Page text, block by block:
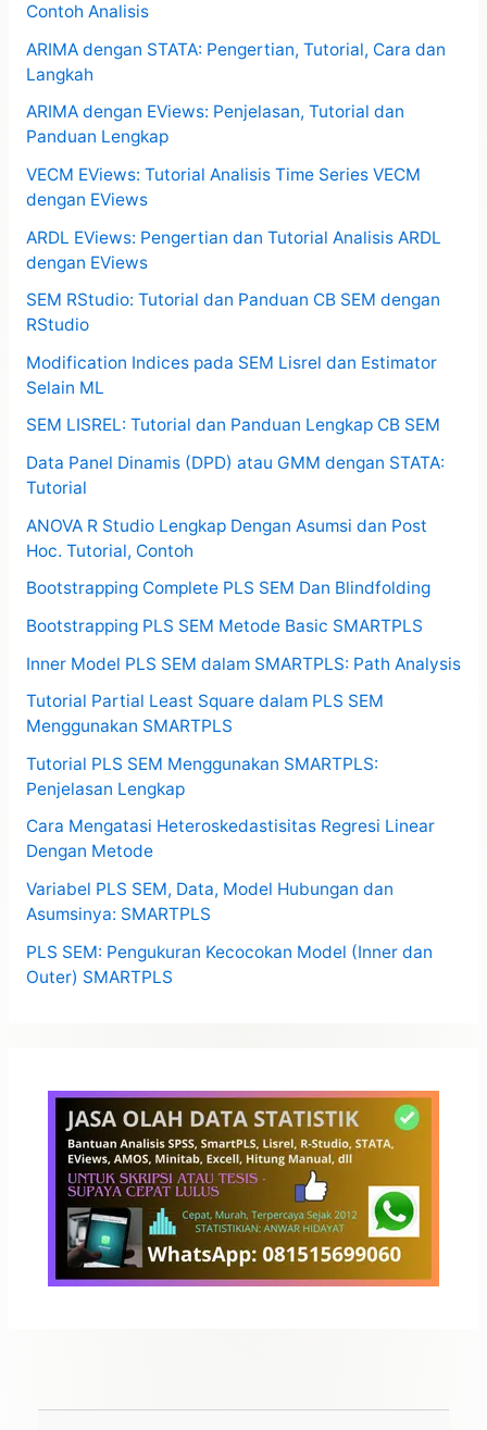
Contoh Analisis
ARIMA dengan STATA: Pengertian, Tutorial, Cara dan
Langkah
ARIMA dengan EViews: Penjelasan, Tutorial dan
Panduan Lengkap
VECM EViews: Tutorial Analisis Time Series VECM
dengan EViews
ARDL EViews: Pengertian dan Tutorial Analisis ARDL
dengan EViews
SEM RStudio: Tutorial dan Panduan CB SEM dengan
RStudio
Modification Indices pada SEM Lisrel dan Estimator
Selain ML
SEM LISREL: Tutorial dan Panduan Lengkap CB SEM
Data Panel Dinamis (DPD) atau GMM dengan STATA:
Tutorial
ANOVA R Studio Lengkap Dengan Asumsi dan Post
Hoc. Tutorial, Contoh
Bootstrapping Complete PLS SEM Dan Blindfolding
Bootstrapping PLS SEM Metode Basic SMARTPLS
Inner Model PLS SEM dalam SMARTPLS: Path Analysis
Tutorial Partial Least Square dalam PLS SEM
Menggunakan SMARTPLS
Tutorial PLS SEM Menggunakan SMARTPLS:
Penjelasan Lengkap
Cara Mengatasi Heteroskedastisitas Regresi Linear
Dengan Metode
Variabel PLS SEM, Data, Model Hubungan dan
Asumsinya: SMARTPLS
PLS SEM: Pengukuran Kecocokan Model (Inner dan
Outer) SMARTPLS